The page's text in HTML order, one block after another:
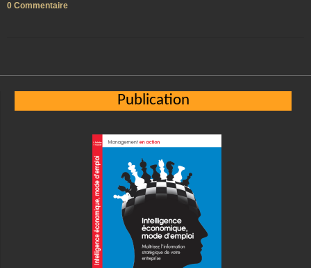
0 Commentaire
Publication